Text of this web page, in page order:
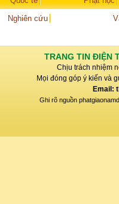
Nghiên cứu
TRANG TIN ĐIỆN
Chịu trách nhiệm
Mọi đóng góp ý kiến và
Email:
Ghi rõ nguồn